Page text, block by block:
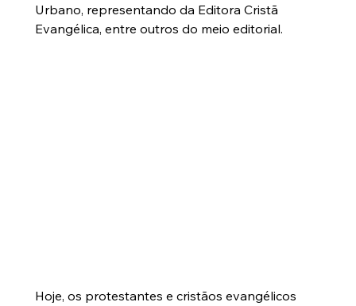
Urbano, representando da Editora Cristã
Evangélica, entre outros do meio editorial.
Hoje, os protestantes e cristãos evangélicos